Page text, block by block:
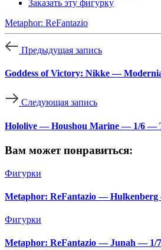
Заказать эту фигурку
Metaphor: ReFantazio
Предыдущая запись
Goddess of Victory: Nikke —
Следующая запись
Hololive — Houshou Marine — 1/6 —
Вам может понравиться:
Фигурки
Metaphor: ReFantazio —
Фигурки
Metaphor: ReFantazio — Junah — 1/7